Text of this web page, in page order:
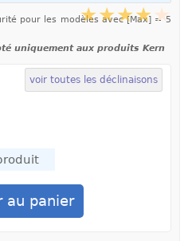
pour les modèles avec [Max] = 5
uniquement aux produits Kern
voir toutes les déclinaisons